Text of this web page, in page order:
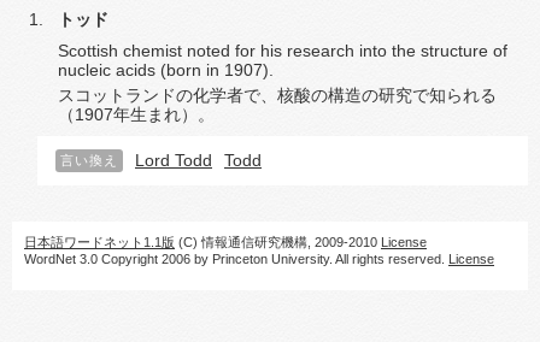
トッド
Scottish chemist noted for his research into the structure of
nucleic acids (born in 1907).
スコットランドの化学者で、核酸の構造の研究で知られる
（1907年生まれ）。
言い換え Lord Todd Todd
日本語ワードネット1.1版 (C) 情報通信研究機構, 2009-2010 License
WordNet 3.0 Copyright 2006 by Princeton University. All rights reserved. License